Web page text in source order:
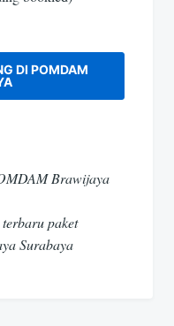
DI POMDAM
Brawijaya
paket
Surabaya